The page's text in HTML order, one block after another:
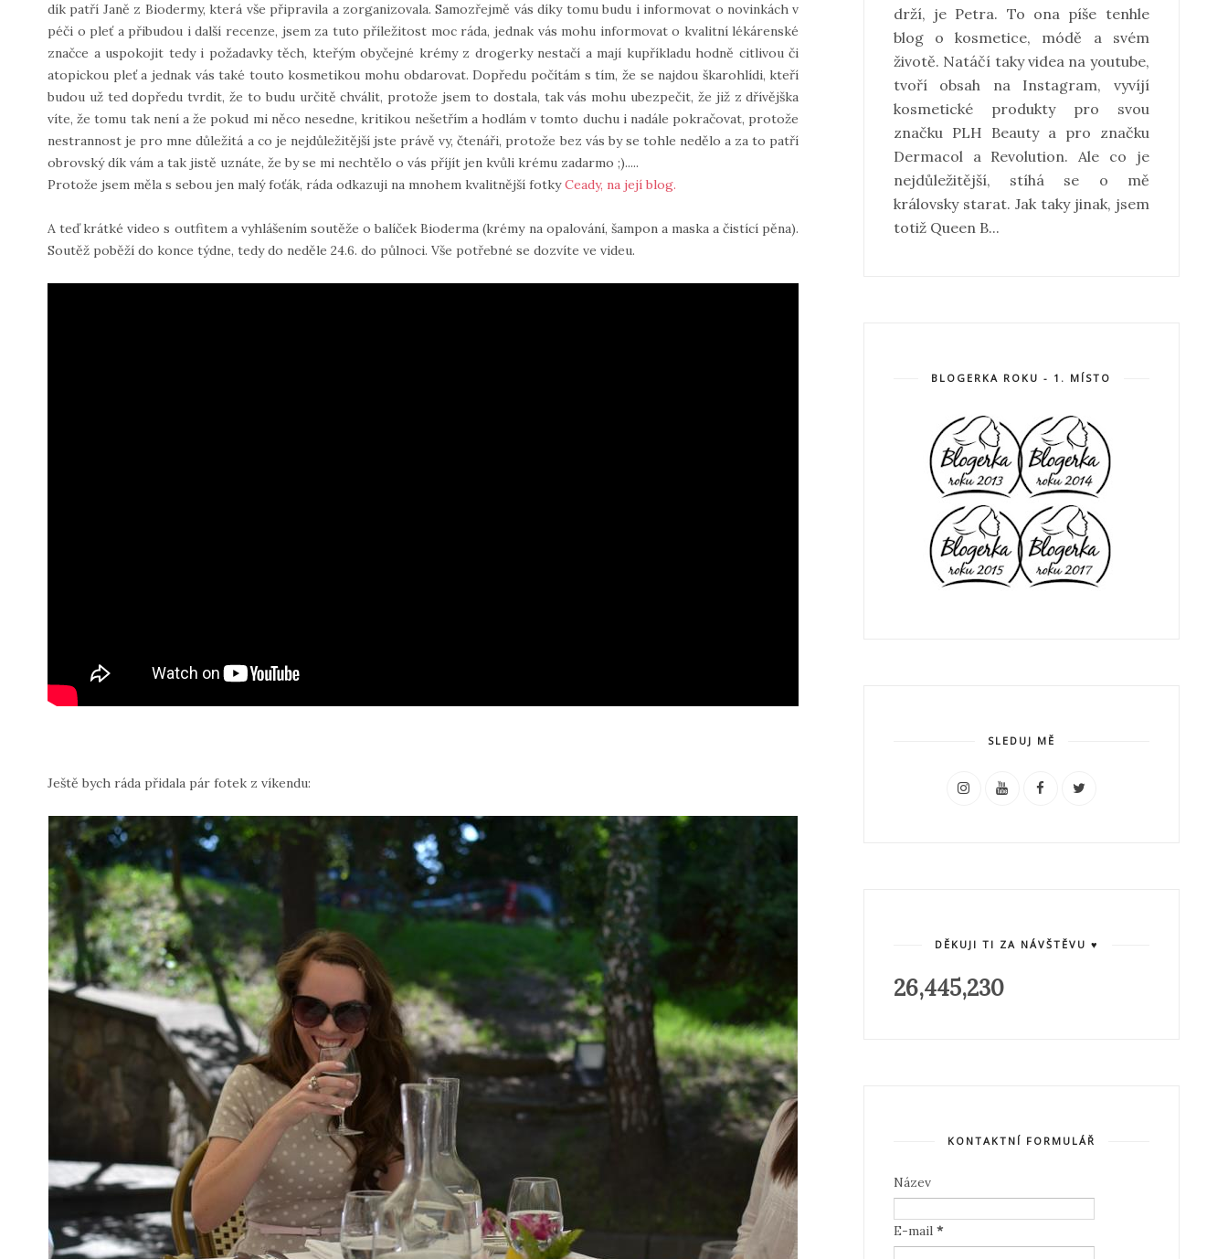
dík patří Janě z Biodermy, která vše připravila a zorganizovala. Samozřejmě vás díky tomu budu i informovat o novinkách v
péči o pleť a přibudou i další recenze, jsem za tuto příležitost moc ráda, jednak vás mohu informovat o kvalitní lékárenské
značce a uspokojit tedy i požadavky těch, kteřým obyčejné krémy z drogerky nestačí a mají kupříkladu hodně citlivou či
atopickou pleť a jednak vás také touto kosmetikou mohu obdarovat. Dopředu počítám s tím, že se najdou škarohlídi, kteří
budou už ted dopředu tvrdit, že to budu určitě chválit, protože jsem to dostala, tak vás mohu ubezpečit, že již z dřívějška
víte, že tomu tak není a že pokud mi něco nesedne, kritikou nešetřím a hodlám v tomto duchu i nadále pokračovat, protože
nestrannost je pro mne důležitá a co je nejdůležitější jste právě vy, čtenáři, protože bez vás by se tohle nedělo a za to patří
obrovský dík vám a tak jistě uznáte, že by se mi nechtělo o vás příjít jen kvůli krému zadarmo ;).....
Protože jsem měla s sebou jen malý foťák, ráda odkazuji na mnohem kvalitnější fotkyCeady, na její blog.
A teď krátké video s outfitem a vyhlášením soutěže o balíček Bioderma (krémy na opalování, šampon a maska a čistící pěna).
Soutěž poběží do konce týdne, tedy do neděle 24.6. do půlnoci. Vše potřebné se dozvíte ve videu.
Ještě bych ráda přidala pár fotek z víkendu:
drží, je Petra. To ona píše tenhle
blog o kosmetice, módě a svém
životě. Natáčí taky videa na youtube,
tvoří obsah na Instagram, vyvíjí
kosmetické produkty pro svou
značku PLH Beauty a pro značku
Dermacol a Revolution. Ale co je
nejdůležitější, stíhá se o mě
královsky starat. Jak taky jinak, jsem
totiž Queen B...
BLOGERKA ROKU - 1. MÍSTO
SLEDUJ MĚ
DĚKUJI TI ZA NÁVŠTĚVU ♥
26,445,230
KONTAKTNÍ FORMULÁŘ
Název
E-mail *